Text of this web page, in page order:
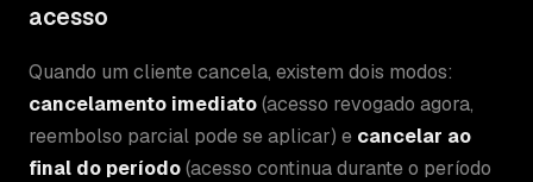
acesso
Quando um cliente cancela, existem dois modos:
cancelamento imediato(acesso revogado agora,
reembolso parcial pode se aplicar) e cancelar ao
final do período(acesso continua durante o período